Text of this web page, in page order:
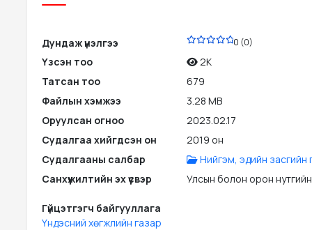
Дундаж үнэлгээ 0 (0)
Үзсэн тоо
2K
Татсан тоо
679
Файлын хэмжээ
3.28 MB
Оруулсан огноо
2023.02.17
Судалгаа хийгдсэн он
2019 он
Судалгааны салбар
Нийгэм, эдийн засгийн
Санхүүжилтийн эх үүсвэр
Улсын болон орон
Гүйцэтгэгч байгууллага
Үндэсний хөгжлийн газар